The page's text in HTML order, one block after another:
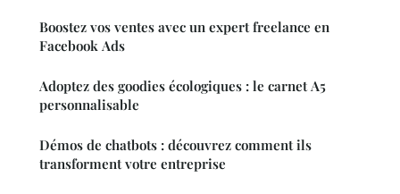
Boostez vos ventes avec un expert freelance en
Facebook Ads
Adoptez des goodies écologiques : le carnet A5
personnalisable
Démos de chatbots : découvrez comment ils
transforment votre entreprise